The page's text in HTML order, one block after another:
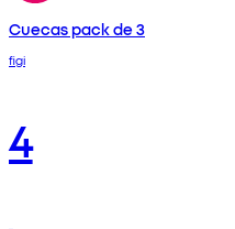
Cuecas pack de 3
figi
4